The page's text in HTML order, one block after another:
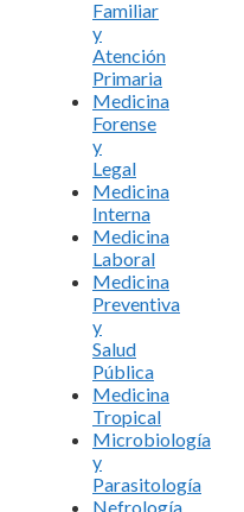
Familiar
y
Atención
Primaria
Medicina
Forense
y
Legal
Medicina
Interna
Medicina
Laboral
Medicina
Preventiva
y
Salud
Pública
Medicina
Tropical
Microbiología
y
Parasitología
Nefrología